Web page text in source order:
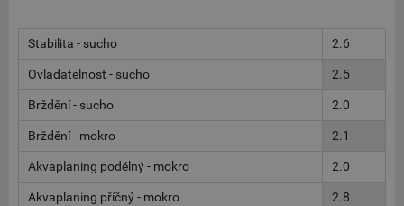
Stabilita - sucho 2.6
Ovladatelnost - sucho 2.5
Brždění - sucho 2.0
Brždění - mokro 2.1
Akvaplaning podélný - mokro 2.0
Akvaplaning příčný - mokro 2.8